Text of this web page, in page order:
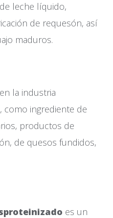
leche líquido,
de requesón, así
maduros.
la industria
como ingrediente de
productos de
de quesos fundidos,
es un